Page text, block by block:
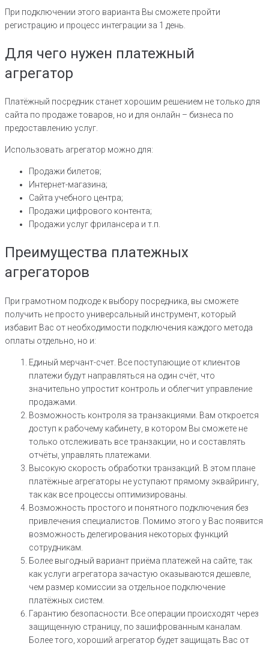
При подключении этого варианта Вы сможете пройти
регистрацию и процесс интеграции за 1 день.
Для чего нужен платежный
агрегатор
Платёжный посредник станет хорошим решением не только для
сайта по продаже товаров, но и для онлайн – бизнеса по
предоставлению услуг.
Использовать агрегатор можно для:
Продажи билетов;
Интернет-магазина;
Сайта учебного центра;
Продажи цифрового контента;
Продажи услуг фрилансера и т.п.
Преимущества платежных
агрегаторов
При грамотном подходе к выбору посредника, вы сможете
получить не просто универсальный инструмент, который
избавит Вас от необходимости подключения каждого метода
оплаты отдельно, но и:
Единый мерчант-счет. Все поступающие от клиентов
платежи будут направляться на один счёт, что
значительно упростит контроль и облегчит управление
продажами.
Возможность контроля за транзакциями. Вам откроется
доступ к рабочему кабинету, в котором Вы сможете не
только отслеживать все транзакции, но и составлять
отчёты, управлять платежами.
Высокую скорость обработки транзакций. В этом плане
платёжные агрегаторы не уступают прямому эквайрингу,
так как все процессы оптимизированы.
Возможность простого и понятного подключения без
привлечения специалистов. Помимо этого у Вас появится
возможность делегирования некоторых функций
сотрудникам.
Более выгодный вариант приёма платежей на сайте, так
как услуги агрегатора зачастую оказываются дешевле,
чем размер комиссии за отдельное подключение
платёжных систем.
Гарантию безопасности. Все операции происходят через
защищенную страницу, по зашифрованным каналам.
Более того, хороший агрегатор будет защищать Вас от